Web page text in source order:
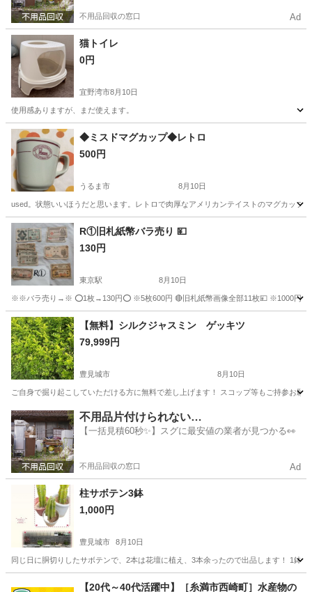
不用品回収の窓口 Ad
猫トイレ
0円
宜野湾市8月10日
使用感ありますが、まだ使えます。
沖縄 宜野湾市 その他 トイレ
◆ミスドマグカップ◆レトロ
500円
うるま市 8月10日
used。状態いいほうだと思います。レトロで肉厚なアメリカンテイストのマグカッ
沖縄 うるま市 食器
R①旧札紙幣バラ売り 💴
130円
東京駅 8月10日
※※バラ売り→※ ⭕1枚→130円⭕ ※5枚600円 🔴旧札紙幣画像全部11枚💴 ※1000円即
沖縄 宜野湾市 東京駅 その他
【無料】シルクジャスミン ゲッキツ
79,999円
豊見城市 8月10日
ご自身で掘り起こしていただける方に無料で差し上げます！ スコップ等もご持参お
沖縄 豊見城市 家庭用品
不用品片付けられない…
【一括見積60秒✨】スグに最安値の業者が見つかる👀
不用品回収の窓口 Ad
柱サボテン3鉢
1,000円
豊見城市 8月10日
同じ日に胴切りしたサボテンで、2本は花壇に植え、3本余ったので出品します！ 1鉢
家庭用品 サボテン
【20代～40代活躍中】［糸満市西崎町］水産物の